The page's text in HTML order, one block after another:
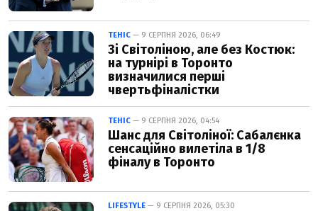
ТЕНІС — 9 СЕРПНЯ 2026, 06:49
Зі Світоліною, але без Костюк:
на турнірі в Торонто
визначилися перші
чвертьфіналістки
ТЕНІС — 9 СЕРПНЯ 2026, 04:54
Шанс для Світоліної: Сабалєнка
сенсаційно вилетіла в 1/8
фіналу в Торонто
LIFESTYLE — 9 СЕРПНЯ 2026, 05:30